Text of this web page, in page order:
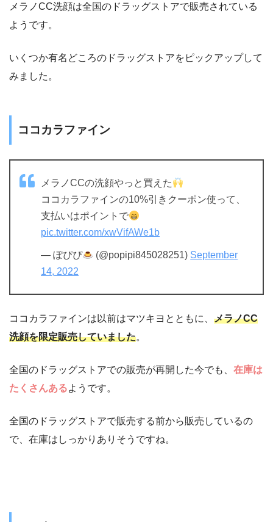
メラノCC洗顔は全国のドラッグストアで販売されている
ようです。
いくつか有名どころのドラッグストアをピックアップして
みました。
ココカラファイン
メラノCCの洗顔やっと買えた
ココカラファインの10%引きクーポン使って、
支払いはポイントで
pic.twitter.com/xwVifAWe1b
— ぽぴぴ (@popipi845028251) September
14, 2022
ココカラファインは以前はマツキヨとともに、 メラノCC
洗顔を限定販売していました。
全国のドラッグストアでの販売が再開した今でも、 在庫は
たくさんあるようです。
全国のドラッグストアで販売する前から販売しているの
で、在庫はしっかりありそうですね。